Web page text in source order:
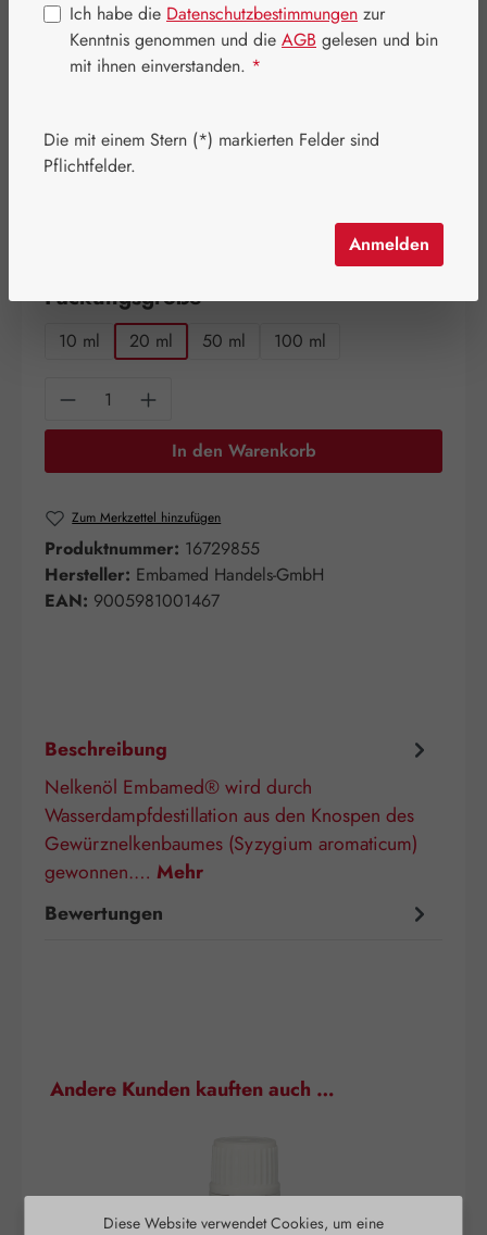
23,00 €
Inhalt: 0.02 Liter (1.150,00 € / 1 Liter)
Preise inkl. MwSt. zzgl. Versandkosten
Packungsgrößeauswählen
10 ml 20 ml 50 ml 100 ml
Produkt Anzahl: Gib den gewünschten
In den Warenkorb
Zum Merkzettel hinzufügen
Produktnummer: 16729855
Hersteller: Embamed Handels-GmbH
EAN: 9005981001467
Beschreibung
Nelkenöl Embamed® wird durch
Wasserdampfdestillation aus den Knospen des
Gewürznelkenbaumes (Syzygium aromaticum)
gewonnen.… Mehr
Bewertungen
Produktgalerie überspringen
Andere Kunden kauften auch …
Diese Website verwendet Cookies, um eine
Ich habe die Datenschutzbestimmungen zur
Kenntnis genommen und die AGB gelesen und bin
mit ihnen einverstanden. *
Die mit einem Stern (*) markierten Felder sind
Pflichtfelder.
Anmelden